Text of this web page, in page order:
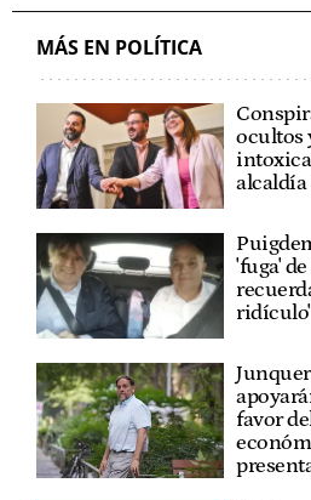
MÁS EN POLÍTICA
ocultos
alcaldía
'fuga'
favor